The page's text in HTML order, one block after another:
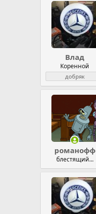
Влад
Коренной
добряк
романофф
блестящий...